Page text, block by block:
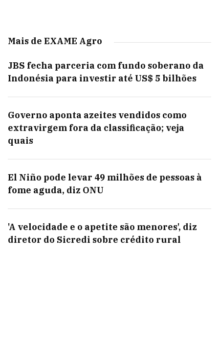
Mais de EXAME Agro
JBS fecha parceria com fundo soberano da
Indonésia para investir até US$ 5 bilhões
Governo aponta azeites vendidos como
extravirgem fora da classificação; veja
quais
El Niño pode levar 49 milhões de pessoas à
fome aguda, diz ONU
'A velocidade e o apetite são menores', diz
diretor do Sicredi sobre crédito rural